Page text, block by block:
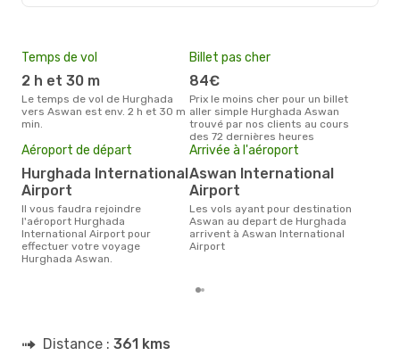
Temps de vol
2 h et 30 m
Le temps de vol de Hurghada
vers Aswan est env. 2 h et 30 m
min.
Billet pas cher
84€
Prix le moins cher pour un billet
aller simple Hurghada Aswan
trouvé par nos clients au cours
des 72 dernières heures
Aéroport de départ
Hurghada International
Airport
Il vous faudra rejoindre
l'aéroport Hurghada
International Airport pour
effectuer votre voyage
Hurghada Aswan.
Arrivée à l'aéroport
Aswan International
Airport
Les vols ayant pour destination
Aswan au depart de Hurghada
arrivent à Aswan International
Airport
Distance : 361 kms